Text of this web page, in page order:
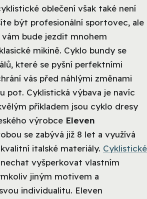
oblečení však také není
být profesionální sportovec, ale
bude jezdit mnohem
mikině. Cyklo bundy se
které se pyšní perfektními
vás před náhlými změnami
pot. Cyklistická výbava je navíc
příkladem jsou cyklo dresy
výrobce Eleven
se zabývá již 8 let a využívá
italské materiály. Cyklistické
vyšperkovat vlastním
jiným motivem a
individualitu. Eleven